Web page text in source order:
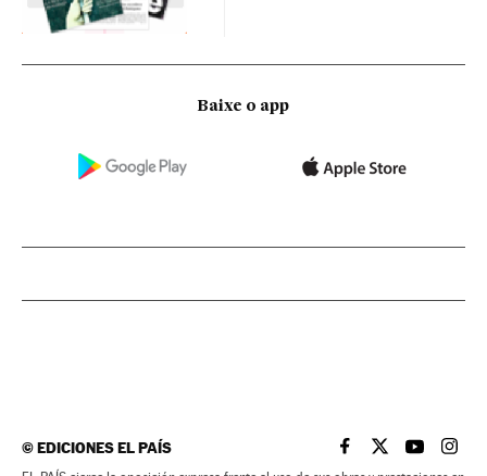
Baixe o app
©EDICIONES EL PAÍS EL PAÍS BRASIL EN
EL PAÍSEL PAÍS
EL